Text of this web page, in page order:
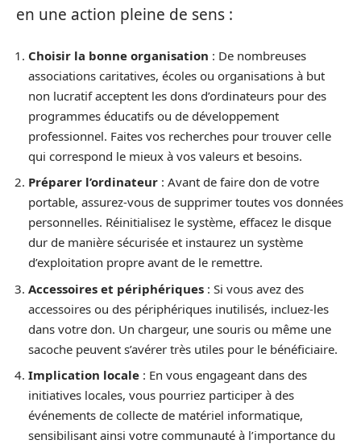
en une action pleine de sens :
Choisir la bonne organisation : De nombreuses
associations caritatives, écoles ou organisations à but
non lucratif acceptent les dons d’ordinateurs pour des
programmes éducatifs ou de développement
professionnel. Faites vos recherches pour trouver celle
qui correspond le mieux à vos valeurs et besoins.
Préparer l’ordinateur : Avant de faire don de votre
portable, assurez-vous de supprimer toutes vos données
personnelles. Réinitialisez le système, effacez le disque
dur de manière sécurisée et instaurez un système
d’exploitation propre avant de le remettre.
Accessoires et périphériques : Si vous avez des
accessoires ou des périphériques inutilisés, incluez-les
dans votre don. Un chargeur, une souris ou même une
sacoche peuvent s’avérer très utiles pour le bénéficiaire.
Implication locale : En vous engageant dans des
initiatives locales, vous pourriez participer à des
événements de collecte de matériel informatique,
sensibilisant ainsi votre communauté à l’importance du